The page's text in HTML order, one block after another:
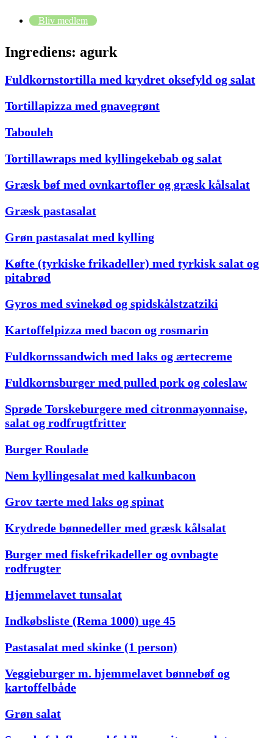
Bliv medlem
Ingrediens: agurk
Fuldkornstortilla med krydret oksefyld og salat
Tortillapizza med gnavegrønt
Tabouleh
Tortillawraps med kyllingekebab og salat
Græsk bøf med ovnkartofler og græsk kålsalat
Græsk pastasalat
Grøn pastasalat med kylling
Køfte (tyrkiske frikadeller) med tyrkisk salat og
pitabrød
Gyros med svinekød og spidskålstzatziki
Kartoffelpizza med bacon og rosmarin
Fuldkornssandwich med laks og ærtecreme
Fuldkornsburger med pulled pork og coleslaw
Sprøde Torskeburgere med citronmayonnaise,
salat og rodfrugtfritter
Burger Roulade
Nem kyllingesalat med kalkunbacon
Grov tærte med laks og spinat
Krydrede bønnedeller med græsk kålsalat
Burger med fiskefrikadeller og ovnbagte
rodfrugter
Hjemmelavet tunsalat
Indkøbsliste (Rema 1000) uge 45
Pastasalat med skinke (1 person)
Veggieburger m. hjemmelavet bønnebøf og
kartoffelbåde
Grøn salat